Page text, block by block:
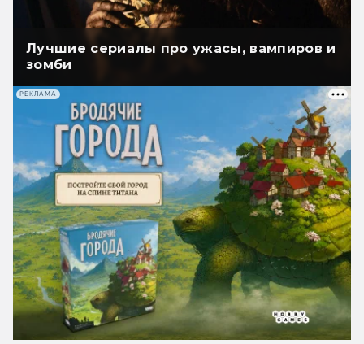
Лучшие сериалы про ужасы, вампиров и
зомби
РЕКЛАМА